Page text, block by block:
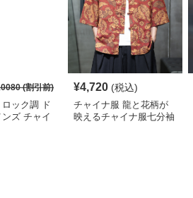
(割引前)
ック調 ド
ズ チャイ
¥4,720 (税込)
チャイナ服 龍と花柄が
映えるチャイナ服七分袖